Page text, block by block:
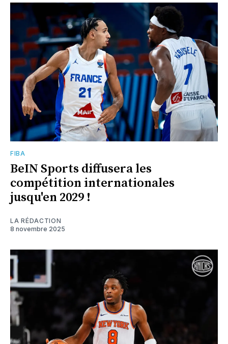
FIBA
BeIN Sports diffusera les
compétition internationales
jusqu'en 2029 !
LA RÉDACTION
8 novembre 2025